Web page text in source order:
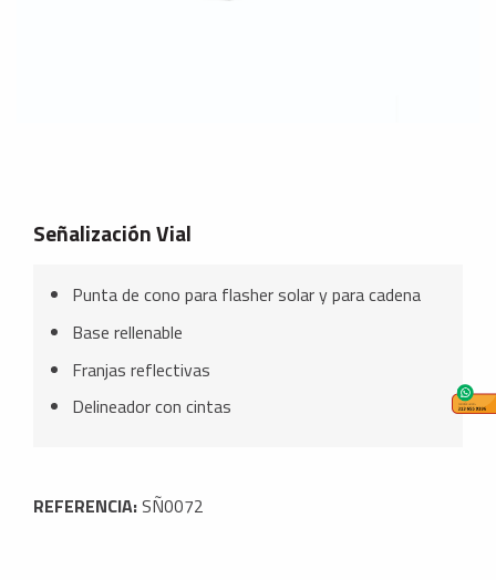
Señalización Vial
Punta de cono para flasher solar y para cadena
Base rellenable
Franjas reflectivas
Delineador con cintas
REFERENCIA:SÑ0072